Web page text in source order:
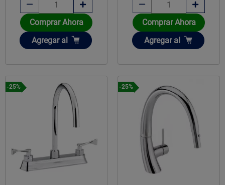
Comprar Ahora
Añadir
Agregar al
Comprar Ahora
Añadir
Agregar al
-25% -25%